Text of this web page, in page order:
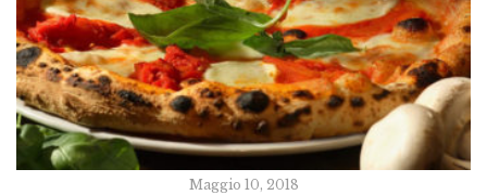
Maggio 10, 2018